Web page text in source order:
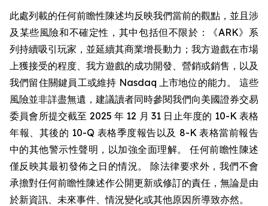
此處列載的任何前瞻性陳述均反映我們當前的觀點，並且涉
及某些風險和不確定性，其中包括但不限於：《ARK》系
列持續吸引玩家，並延續其商業增長動力；我方遊戲在市場
上獲接受的程度、我方遊戲的成功開發、營銷或銷售，以及
我們留住關鍵員工或維持 Nasdaq 上市地位的能力。 這些
風險並非詳盡無遺，建議讀者同時參閱我們向美國證券交易
委員會所提交截至 2025 年 12 月 31 日止年度的 10-K 表格
年報、其後的 10-Q 表格季度報告以及 8-K 表格當前報告
中的其他警示性聲明，以加強全面理解。 任何前瞻性陳述
僅反映其最初發佈之日的情況。 除法律要求外，我們不會
承擔對任何前瞻性陳述作公開更新或修訂的責任，無論是由
於新資訊、未來事件、情況變化或其他原因所導致亦然。